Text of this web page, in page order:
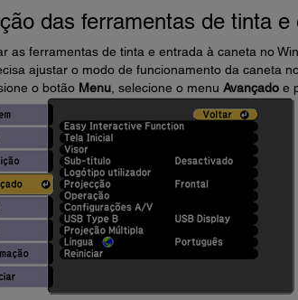
das ferramentas de tinta
as ferramentas de tinta e entrada à caneta no
ajustar o modo de funcionamento da caneta
o botão Menu, selecione o menu Avançadoe